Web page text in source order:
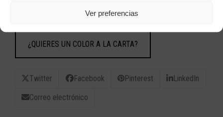
Ver preferencias
¿QUIERES UN COLOR A LA CARTA?
Twitter Facebook Pinterest LinkedIn
Correo electrónico